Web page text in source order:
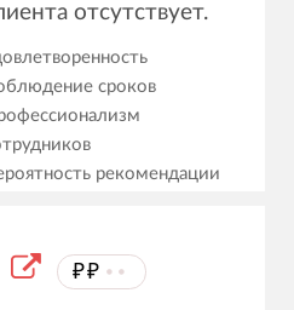
отсутствует.
сроков
рекомендации
₽₽ ⦁⦁